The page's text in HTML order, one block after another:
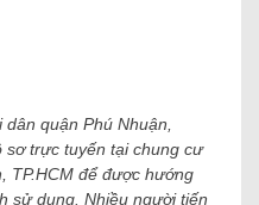
quận Phú Nhuận,
sơ trực tuyến tại chung cư
TP.HCM để được hướng
sử dụng. Nhiều người tiến